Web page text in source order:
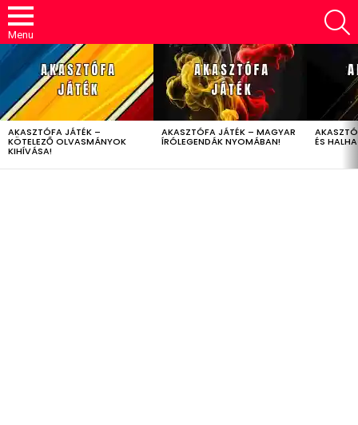
Menu
LATEST
STORIES
AKASZTÓFA JÁTÉK –
KÖTELEZŐ OLVASMÁNYOK
KIHÍVÁSA!
AKASZTÓFA JÁTÉK – MAGYAR
ÍRÓLEGENDÁK NYOMÁBAN! ÉS